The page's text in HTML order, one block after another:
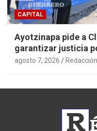
CAPITAL
Ayotzinapa pide a
garantizar justicia
agosto 7, 2026 Redacción